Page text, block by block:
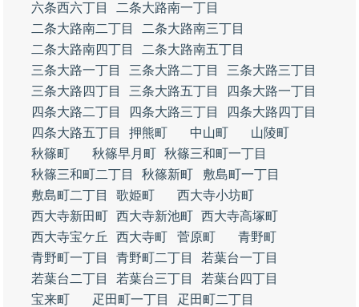
六条西六丁目
二条大路南一丁目
二条大路南二丁目
二条大路南三丁目
二条大路南四丁目
二条大路南五丁目
三条大路一丁目
三条大路二丁目
三条大路三丁目
三条大路四丁目
三条大路五丁目
四条大路一丁目
四条大路二丁目
四条大路三丁目
四条大路四丁目
四条大路五丁目
押熊町 中山町
山陵町
秋篠町
秋篠早月町 秋篠三和町一丁目
秋篠三和町二丁目
秋篠新町
敷島町一丁目
敷島町二丁目
歌姫町
西大寺小坊町
西大寺新田町 西大寺新池町 西大寺高塚町
西大寺宝ケ丘
西大寺町 菅原町
青野町
青野町一丁目
青野町二丁目
若葉台一丁目
若葉台二丁目
若葉台三丁目
若葉台四丁目
宝来町
疋田町一丁目
疋田町二丁目